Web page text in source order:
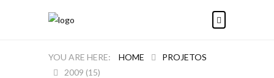
HOME
PROJETOS
2009 (15)